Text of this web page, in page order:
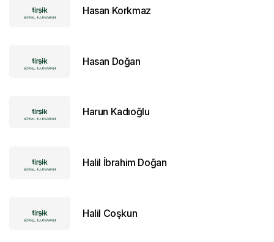
Hasan Korkmaz
Hasan Doğan
Harun Kadıoğlu
Halil İbrahim Doğan
Halil Coşkun